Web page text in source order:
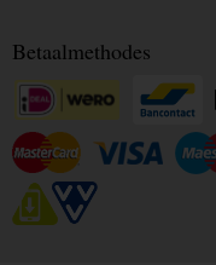
Betaalmethodes